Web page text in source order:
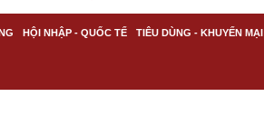
HỘI NHẬP - QUỐC TẾ TIÊU DÙNG - KHUYẾN MẠI